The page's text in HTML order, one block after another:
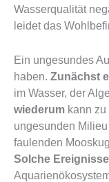
Wasserqualität
leidet das
Ein ungesundes
haben. Zunächst
im Wasser, der
wiederum kann
ungesunden Milieu
faulenden
Solche Ereignisse